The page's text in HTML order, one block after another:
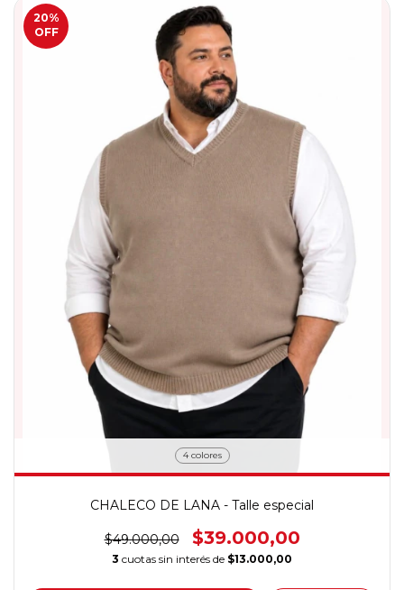
20%
OFF
4 colores
CHALECO DE LANA - Talle especial
$49.000,00 $39.000,00
3 cuotas sin interés de $13.000,00